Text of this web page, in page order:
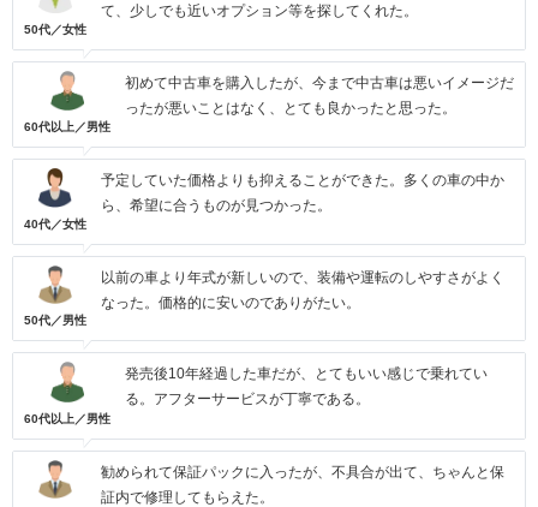
50代／女性
て、少しでも近いオプション等を探してくれた。
60代以上／男性
初めて中古車を購入したが、今まで中古車は悪いイメージだ
ったが悪いことはなく、とても良かったと思った。
40代／女性
予定していた価格よりも抑えることができた。多くの車の中か
ら、希望に合うものが見つかった。
50代／男性
以前の車より年式が新しいので、装備や運転のしやすさがよく
なった。価格的に安いのでありがたい。
60代以上／男性
発売後10年経過した車だが、とてもいい感じで乗れてい
る。アフターサービスが丁寧である。
勧められて保証パックに入ったが、不具合が出て、ちゃんと保
証内で修理してもらえた。